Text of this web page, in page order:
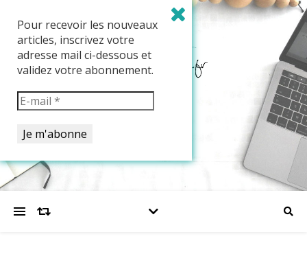
Pour recevoir les nouveaux
articles, inscrivez votre
adresse mail ci-dessous et
validez votre abonnement.